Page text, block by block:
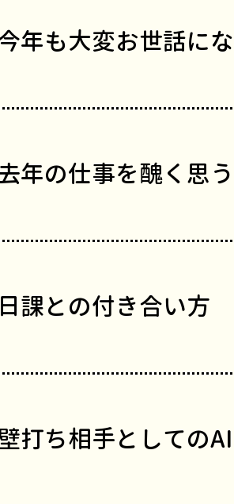
年も大変お世話に
年の仕事を醜く思う
日課との付き合い方
打ち相手としてのAI